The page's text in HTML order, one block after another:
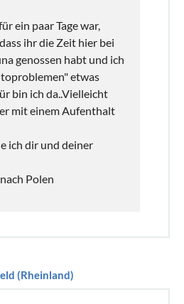
ein paar Tage war,
ihr die Zeit hier bei
genossen habt und ich
etwas
bin ich da..Vielleicht
mit einem Aufenthalt
ich dir und deiner
Polen
(Rheinland)